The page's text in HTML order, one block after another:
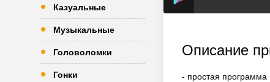
Казуальные
Музыкальные
Головоломки
Гонки
Описание
- простая программа